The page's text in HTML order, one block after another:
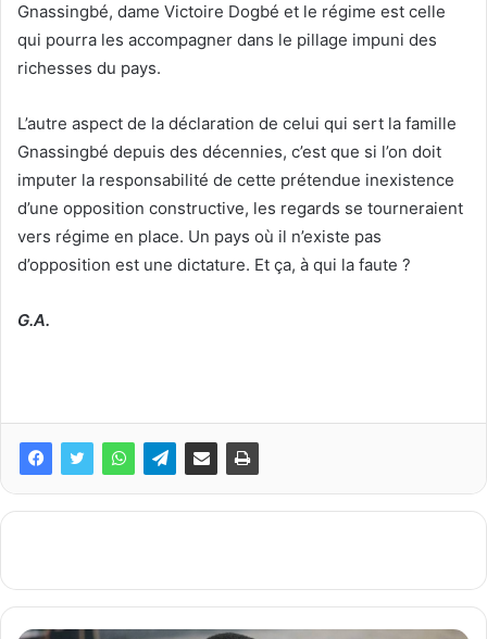
Gnassingbé, dame Victoire Dogbé et le régime est celle
qui pourra les accompagner dans le pillage impuni des
richesses du pays.
L’autre aspect de la déclaration de celui qui sert la famille
Gnassingbé depuis des décennies, c’est que si l’on doit
imputer la responsabilité de cette prétendue inexistence
d’une opposition constructive, les regards se tourneraient
vers régime en place. Un pays où il n’existe pas
d’opposition est une dictature. Et ça, à qui la faute ?
G.A.